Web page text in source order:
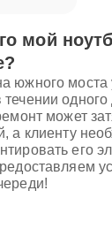
мой
южного моста
течении
может
а клиенту
его